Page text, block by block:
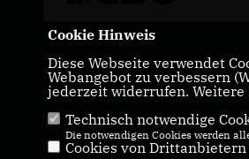
IMPRESSUM
Cookie Hinweis
Diese Webseite verwendet
Webangebot zu verbessern
jederzeit widerrufen.
Technisch notwendige
Die notwendigen Cookies werden
Cookies von Drittanbietern